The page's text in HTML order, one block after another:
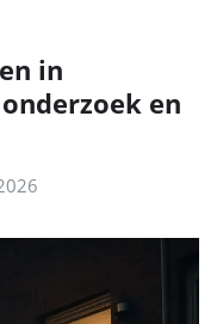
in
en